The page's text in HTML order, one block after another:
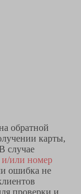
обратной
карты,
случае
или номер
ошибка не